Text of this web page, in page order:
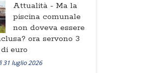
Attualità - Ma la
piscina comunale
non doveva essere
ora servono 3
euro
31 luglio 2026